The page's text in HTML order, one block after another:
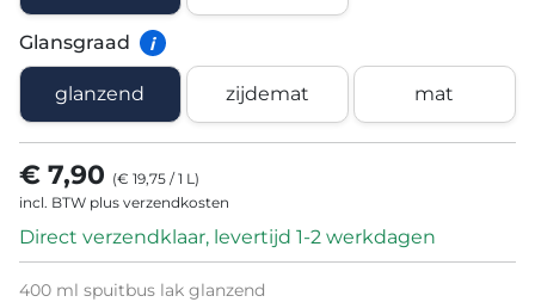
Glansgraad i
glanzend zijdemat mat
€ 7,90 (€ 19,75 /1 L )
incl. BTW plus verzendkosten
Direct verzendklaar, levertijd 1-2 werkdagen
400 ml spuitbus lak glanzend